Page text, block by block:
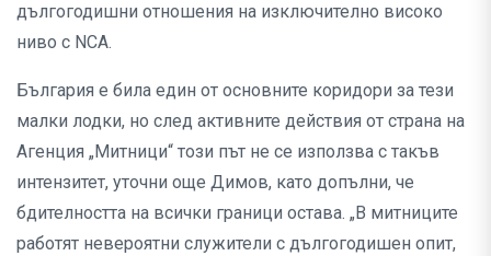
дългогодишни отношения на изключително високо
ниво с NCA.
България е била един от основните коридори за тези
малки лодки, но след активните действия от страна на
Агенция „Митници“ този път не се използва с такъв
интензитет, уточни още Димов, като допълни, че
бдителността на всички граници остава. „В митниците
работят невероятни служители с дългогодишен опит,